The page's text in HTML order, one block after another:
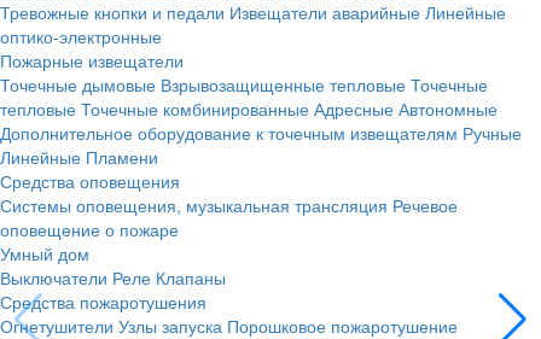
Тревожные кнопки и педали Извещатели аварийные Линейные
оптико-электронные
Пожарные извещатели
Точечные дымовые Взрывозащищенные тепловые Точечные
тепловые Точечные комбинированные Адресные Автономные
Дополнительное оборудование к точечным извещателям Ручные
Линейные Пламени
Средства оповещения
Системы оповещения, музыкальная трансляция Речевое
оповещение о пожаре
Умный дом
Выключатели Реле Клапаны
Средства пожаротушения
Огнетушители Узлы запуска Порошковое пожаротушение